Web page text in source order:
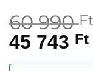
60 990Ft
45 743 Ft